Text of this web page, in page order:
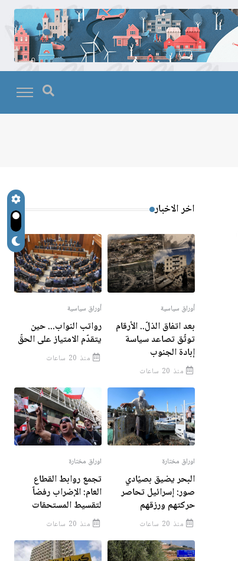
اخر الاخبار
أوراق سياسية
بعد اتفاق الذلّ.. الأرقام
توثّق تصاعد سياسة
إبادة الجنوب
منذ 20 ساعات
أوراق سياسية
رواتب النواب... حين
يتقدّم الامتياز على الحقّ
منذ 20 ساعات
اوراق مختارة
البحر يضيق بصيّادي
صور: إسرائيل تحاصر
حركتهم ورزقهم
منذ 20 ساعات
اوراق مختارة
تجمع روابط القطاع
العام: الإضراب رفضاً
لتقسيط المستحقات
منذ 20 ساعات